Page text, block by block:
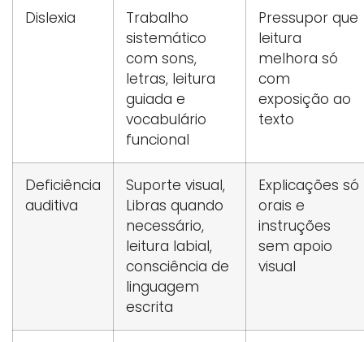
Dislexia
Trabalho
sistemático
com sons,
letras, leitura
guiada e
vocabulário
funcional
Pressupor que
leitura
melhora só
com
exposição ao
texto
Deficiência
auditiva
Suporte visual,
Libras quando
necessário,
leitura labial,
consciência de
linguagem
escrita
Explicações só
orais e
instruções
sem apoio
visual